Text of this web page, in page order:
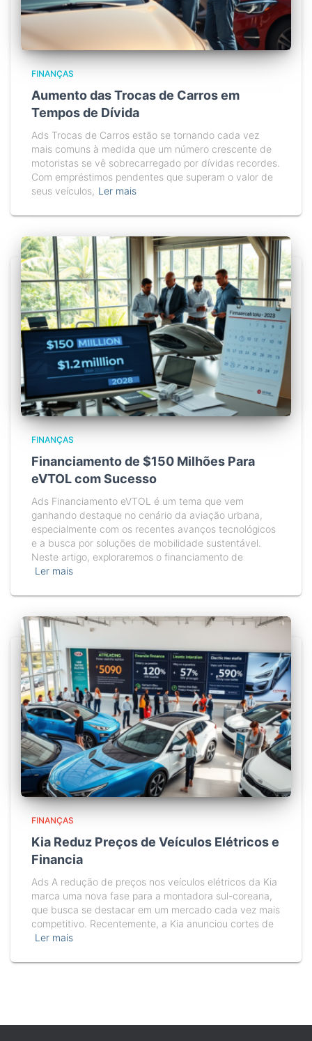
FINANÇAS
Aumento das Trocas de Carros em
Tempos de Dívida
Ads Trocas de Carros estão se tornando cada vez
mais comuns à medida que um número crescente de
motoristas se vê sobrecarregado por dívidas recordes.
Com empréstimos pendentes que superam o valor de
seus veículos, Ler mais
FINANÇAS
Financiamento de $150 Milhões Para
eVTOL com Sucesso
Ads Financiamento eVTOL é um tema que vem
ganhando destaque no cenário da aviação urbana,
especialmente com os recentes avanços tecnológicos
e a busca por soluções de mobilidade sustentável.
Neste artigo, exploraremos o financiamento de
Ler mais
FINANÇAS
Kia Reduz Preços de Veículos Elétricos e
Financia
Ads A redução de preços nos veículos elétricos da Kia
marca uma nova fase para a montadora sul-coreana,
que busca se destacar em um mercado cada vez mais
competitivo. Recentemente, a Kia anunciou cortes de
Ler mais